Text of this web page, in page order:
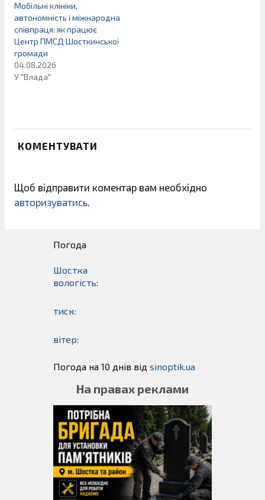
Мобільні клініки,
автономність і міжнародна
співпраця: як працює
Центр ПМСД Шосткинської
громади
04.08.2026
У "Влада"
КОМЕНТУВАТИ
Щоб відправити коментар вам необхідно
авторизуватись.
Погода
Шостка
вологість:
тиск:
вітер:
Погода на 10 днів від sinoptik.ua
На правах реклами